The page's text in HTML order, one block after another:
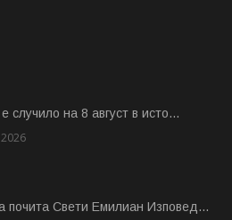
случило на 8 август в исто...
2026
почита Свeти Емилиан Изповед...